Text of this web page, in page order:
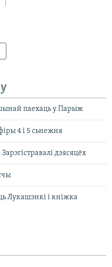
паехаць у Парыж
4 і 5 сьнежня
дзясяцёх
Лукашэнкі і кніжка